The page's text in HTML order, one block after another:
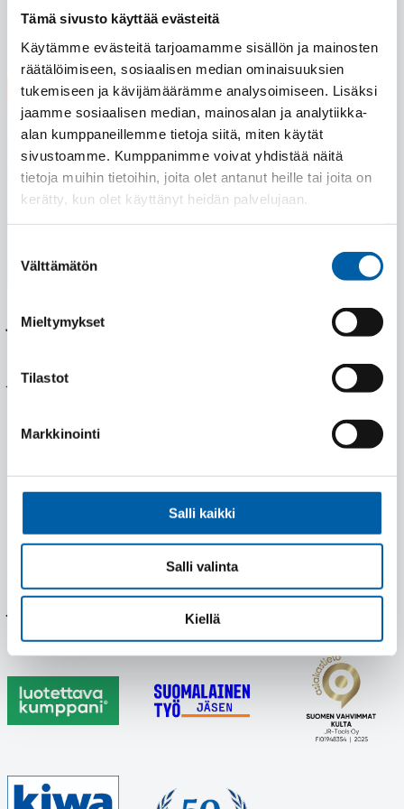
Tämä sivusto käyttää evästeitä
Käytämme evästeitä tarjoamamme sisällön ja mainosten
räätälöimiseen, sosiaalisen median ominaisuuksien
tukemiseen ja kävijämäärämme analysoimiseen. Lisäksi
jaamme sosiaalisen median, mainosalan ja analytiikka-
alan kumppaneillemme tietoja siitä, miten käytät
sivustoamme. Kumppanimme voivat yhdistää näitä
tietoja muihin tietoihin, joita olet antanut heille tai joita on
kerätty, kun olet käyttänyt heidän palvelujaan.
valinta
Välttämätön
Mieltymykset
Tilastot
Markkinointi
Salli kaikki
Salli valinta
Kiellä
Lue lisää
28.05.2026
JAMK: Teollisuuden työpajasarja synnytti uusia
JR-Tools oli monien muiden Keski-Suomen
ammattikorkeakoulun (JAMK) järjestämässä
Kategoriat
Jaa sosiaalisessa mediassa
Jaa
Facebookissa
Jaa
viestipalvelu
X:ssä
Jaa
LinkedInissä
Jaa
WhatsAppissa